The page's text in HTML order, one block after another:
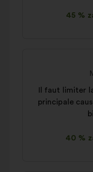
45 %
Il faut limiter
principale
40 %